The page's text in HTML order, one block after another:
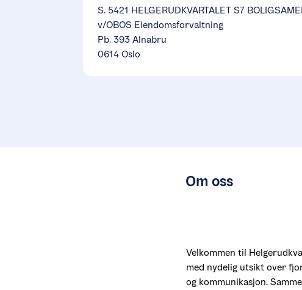
S. 5421 HELGERUDKVARTALET S7
v/OBOS Eiendomsforvaltning
Pb. 393 Alnabru
0614 Oslo
Om oss
Velkommen til
med nydelig utsikt over
og kommunikasjon.